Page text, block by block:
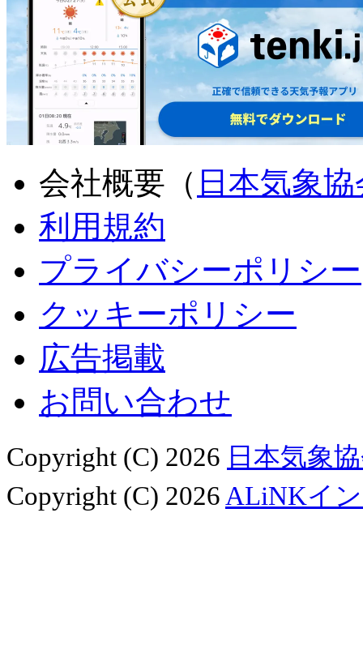
会社概要（ 日本気象
利用規約
プライバシーポリシー
クッキーポリシー
広告掲載
お問い合わせ
Copyright (C) 2026 日本気象
Copyright (C) 2026 ALiNKイ